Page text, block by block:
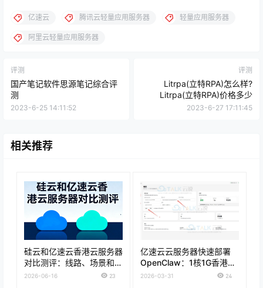
亿速云 腾讯云轻量应用服务器 轻量应用服务器
阿里云轻量应用服务器
评测
国产笔记软件思源笔记综合评
测
2023-6-25 14:11:52
评测
Litrpa(立特RPA)怎么样?
Litrpa(立特RPA)价格多少
2023-6-27 17:11:45
相关推荐
硅云和亿速云香港云服务器
对比测评：线路、场景和购
买建议
2026-06-16 23
亿速云云服务器快速部署
OpenClaw：1核1G香港云
服务器低至39元/月 解锁
2026-03-31 24